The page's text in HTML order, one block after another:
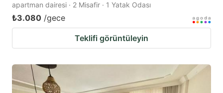
apartman dairesi · 2 Misafir · 1 Yatak Odası
₺3.080 /gece
Teklifi görüntüleyin